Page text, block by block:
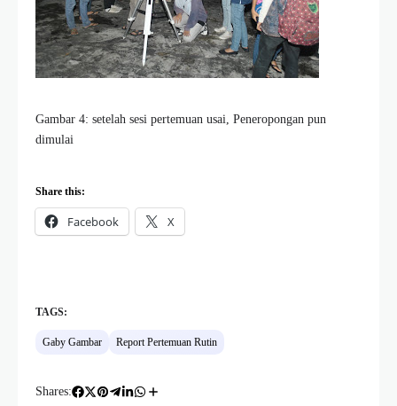
Gambar 4: setelah sesi pertemuan usai, Peneropongan pun
dimulai
Share this:
Facebook X
TAGS:
Gaby Gambar Report Pertemuan Rutin
Shares: